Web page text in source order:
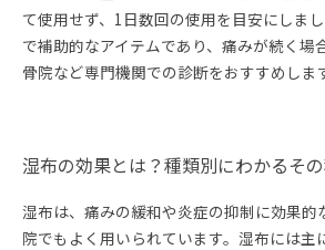
て使用せず、1日数回の使用を目安にしま
で補助的なアイテムであり、痛みが続く場
骨院など専門機関での診断をおすすめしま
湿布の効果とは？種類別にわかるそ
湿布は、痛みの緩和や炎症の抑制に効果的
院でもよく用いられています。湿布には主